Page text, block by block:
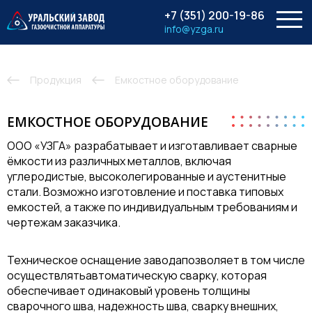
+7 (351) 200-19-86
info@yzga.ru menu
Продукция Емкостное оборудование
ЕМКОСТНОЕ ОБОРУДОВАНИЕ
ООО «УЗГА» разрабатывает и изготавливает сварные
ёмкости из различных металлов, включая
углеродистые, высоколегированные и аустенитные
стали. Возможно изготовление и поставка типовых
емкостей, а также по индивидуальным требованиям и
чертежам заказчика.
Техническое оснащение заводапозволяет в том числе
осуществлятьавтоматическую сварку, которая
обеспечивает одинаковый уровень толщины
сварочного шва, надежность шва, сварку внешних,